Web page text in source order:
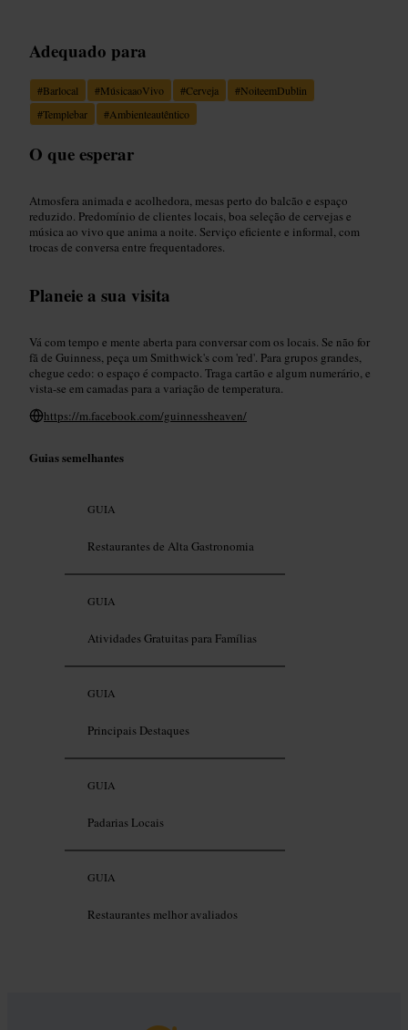
Adequado para
#Barlocal #MúsicaaoVivo #Cerveja #NoiteemDublin
#Templebar #Ambienteautêntico
O que esperar
Atmosfera animada e acolhedora, mesas perto do balcão e espaço
reduzido. Predomínio de clientes locais, boa seleção de cervejas e
música ao vivo que anima a noite. Serviço eficiente e informal, com
trocas de conversa entre frequentadores.
Planeie a sua visita
Vá com tempo e mente aberta para conversar com os locais. Se não for
fã de Guinness, peça um Smithwick's com 'red'. Para grupos grandes,
chegue cedo: o espaço é compacto. Traga cartão e algum numerário, e
vista-se em camadas para a variação de temperatura.
https://m.facebook.com/guinnessheaven/
Guias semelhantes
GUIA
Restaurantes de Alta Gastronomia
GUIA
Atividades Gratuitas para Famílias
GUIA
Principais Destaques
GUIA
Padarias Locais
GUIA
Restaurantes melhor avaliados